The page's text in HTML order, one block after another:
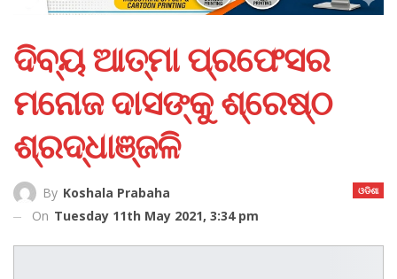
ଦିବ୍ୟ ଆତ୍ମା ପ୍ରଫେସର
ମନୋଜ ଦାସଙ୍କୁ ଶ୍ରେଷ୍ଠ
ଶ୍ରଦ୍ଧାଞ୍ଜଳି
ଓଡିଶା
By Koshala Prabaha
On Tuesday 11th May 2021, 3:34 pm